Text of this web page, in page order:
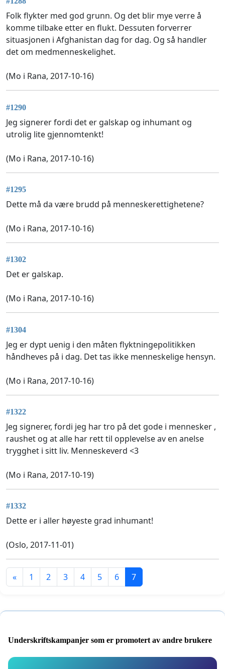
Folk flykter med god grunn. Og det blir mye verre å
komme tilbake etter en flukt. Dessuten forverrer
situasjonen i Afghanistan dag for dag. Og så handler
det om medmenneskelighet.
(Mo i Rana, 2017-10-16)
#1290
Jeg signerer fordi det er galskap og inhumant og
utrolig lite gjennomtenkt!
(Mo i Rana, 2017-10-16)
#1295
Dette må da være brudd på menneskerettighetene?
(Mo i Rana, 2017-10-16)
#1302
Det er galskap.
(Mo i Rana, 2017-10-16)
#1304
Jeg er dypt uenig i den måten flyktningepolitikken
håndheves på i dag. Det tas ikke menneskelige hensyn.
(Mo i Rana, 2017-10-16)
#1322
Jeg signerer, fordi jeg har tro på det gode i mennesker ,
raushet og at alle har rett til opplevelse av en anelse
trygghet i sitt liv. Menneskeverd <3
(Mo i Rana, 2017-10-19)
#1332
Dette er i aller høyeste grad inhumant!
(Oslo, 2017-11-01)
« 1 2 3 4 5 6 7
Underskriftskampanjer som er promotert av andre brukere